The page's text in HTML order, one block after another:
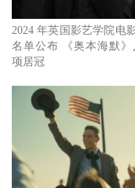
桑德拉惠勒（
凯莉穆利根（
章》
安妮特班宁（
最佳男配角
小劳勃道尼（
斯特林 K. 布朗
2024 年英国影艺学院电
名单公布 《奥本海默》
项居冠